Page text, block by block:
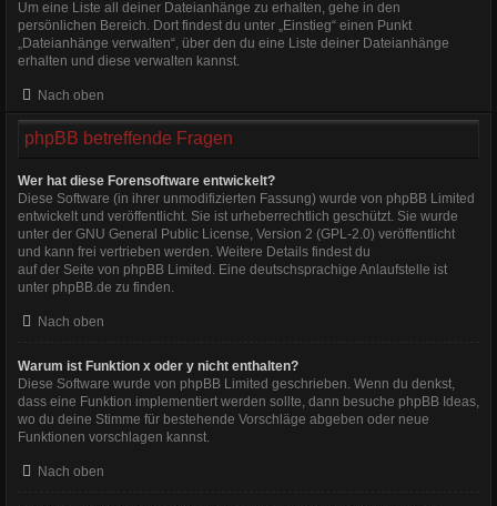
Um eine Liste all deiner Dateianhänge zu erhalten, gehe in den
persönlichen Bereich. Dort findest du unter „Einstieg“ einen Punkt
„Dateianhänge verwalten“, über den du eine Liste deiner Dateianhänge
erhalten und diese verwalten kannst.
Nach oben
phpBB betreffende Fragen
Wer hat diese Forensoftware entwickelt?
Diese Software (in ihrer unmodifizierten Fassung) wurde von phpBB Limited
entwickelt und veröffentlicht. Sie ist urheberrechtlich geschützt. Sie wurde
unter der GNU General Public License, Version 2 (GPL-2.0) veröffentlicht
und kann frei vertrieben werden. Weitere Details findest du
auf der Seite von phpBB Limited . Eine deutschsprachige Anlaufstelle ist
unter phpBB.de zu finden.
Nach oben
Warum ist Funktion x oder y nicht enthalten?
Diese Software wurde von phpBB Limited geschrieben. Wenn du denkst,
dass eine Funktion implementiert werden sollte, dann besuche phpBB Ideas
wo du deine Stimme für bestehende Vorschläge abgeben oder neue
Funktionen vorschlagen kannst.
Nach oben